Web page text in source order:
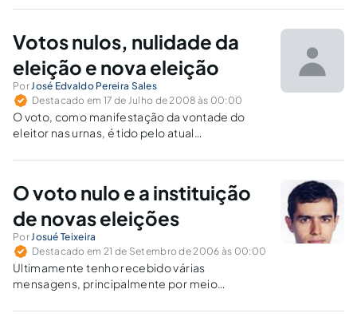
ser repetido, criando oportunidade para o
Votos nulos, nulidade da
eleição e nova eleição
PorJosé Edvaldo Pereira Sales
Destacado em 17 de Julho de 2008 às 00:00
O voto, como manifestação da vontade do
eleitor nas urnas, é tido pelo atual
o que, na verdade, implica num dever de
votar num candidato, numa legenda partidária,
ou…
O voto nulo e a instituição
de novas eleições
PorJosué Teixeira
Destacado em 21 de Setembro de 2006 às 00:00
Ultimamente tenho recebido várias
mensagens, principalmente por meio